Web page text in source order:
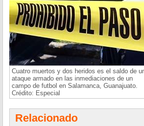
Cuatro muertos y dos heridos es el saldo de
ataque armado en las inmediaciones de un
campo de futbol en Salamanca, Guanajuato.
Crédito: Especial
Relacionado